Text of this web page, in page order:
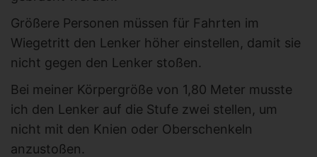
Größere Personen müssen für Fahrten im
Wiegetritt den Lenker höher einstellen, damit sie
nicht gegen den Lenker stoßen.
Bei meiner Körpergröße von 1,80 Meter musste
ich den Lenker auf die Stufe zwei stellen, um
nicht mit den Knien oder Oberschenkeln
anzustoßen.